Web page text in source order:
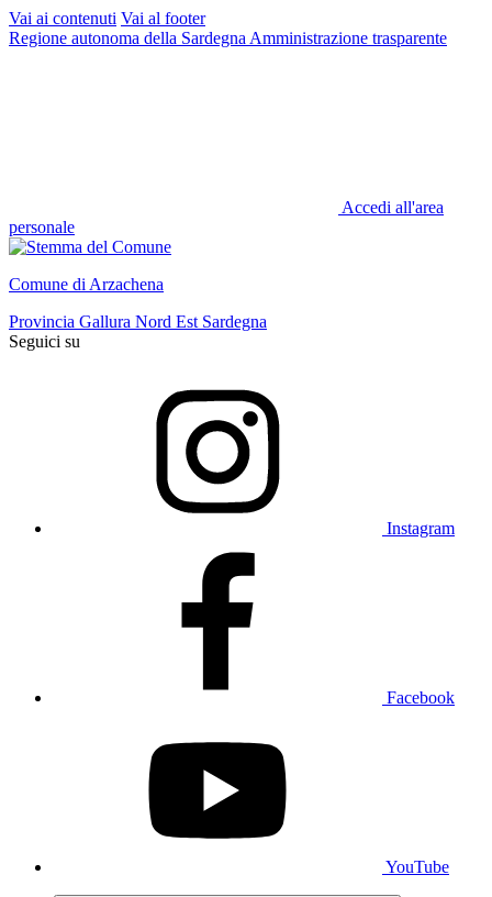
Vai ai contenuti Vai al footer
Regione autonoma della Sardegna Amministrazione trasparente
Accedi all'area
personale
Comune di Arzachena
Provincia Gallura Nord Est Sardegna
Seguici su
Instagram
Facebook
YouTube